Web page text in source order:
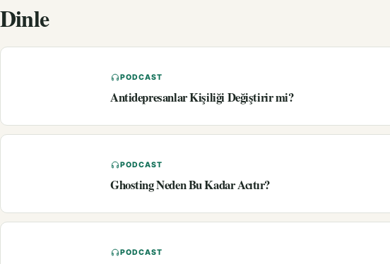
Dinle
PODCAST
Antidepresanlar Kişiliği Değiştirir mi?
PODCAST
Ghosting Neden Bu Kadar Acıtır?
PODCAST